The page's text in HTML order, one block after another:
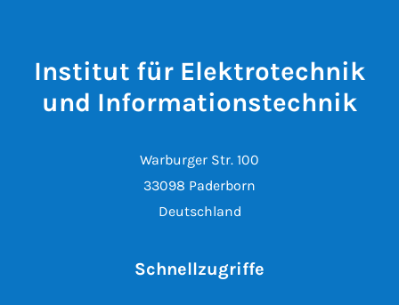
Institut für Elektrotechnik
und Informationstechnik
Warburger Str. 100
33098 Paderborn
Deutschland
Schnellzugriffe